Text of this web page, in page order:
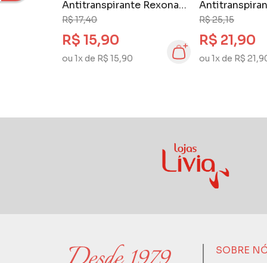
Antitranspirante Rexona
150 ml Cotton Dry
R$ 17,40
R$ 15,90
ou 1x de R$ 15,90
250 ml Leve
Menos Cotton
R$ 25,15
R$ 21,90
ou 1x de R$
SOBRE